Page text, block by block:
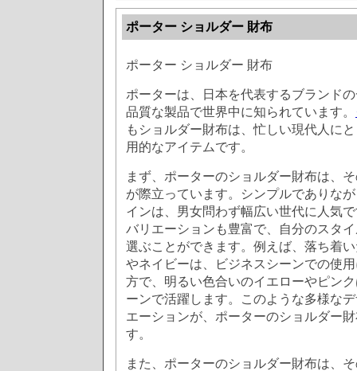
ポーター ショルダー 財布
ポーター ショルダー 財布
ポーターは、日本を代表するブランド
品質な製品で世界中に知られています。
もショルダー財布は、忙しい現代人に
用的なアイテムです。
まず、ポーターのショルダー財布は、
が際立っています。シンプルでありな
インは、男女問わず幅広い世代に人気
バリエーションも豊富で、自分のスタ
選ぶことができます。例えば、落ち着
やネイビーは、ビジネスシーンでの使
方で、明るい色合いのイエローやピン
ーンで活躍します。このような多様な
エーションが、ポーターのショルダー
す。
また、ポーターのショルダー財布は、